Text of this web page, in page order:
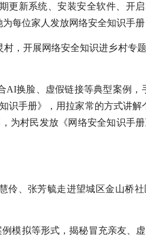
更新系统、安装安全软件、开
每位家人发放网络安全知识手册
，开展网络安全知识进乡村专
换脸、虚假链接等典型案例，
识手册》，用拉家常的方式讲
为村民发放《网络安全知识手
伶、张芳毓走进望城区金山桥
模拟等形式，揭秘冒充亲友、